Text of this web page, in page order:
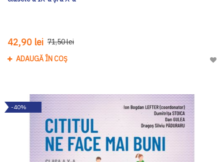
42,90 lei 71,50 lei
ADAUGĂ ÎN COȘ
-40%